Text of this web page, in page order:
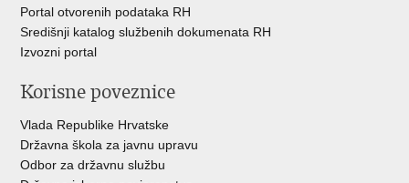
Portal otvorenih podataka RH
Središnji katalog službenih dokumenata RH
Izvozni portal
Korisne poveznice
Vlada Republike Hrvatske
Državna škola za javnu upravu
Odbor za državnu službu